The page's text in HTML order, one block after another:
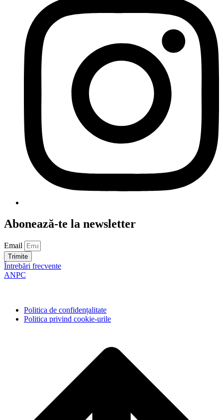
Abonează-te la newsletter
Email
Trimite
Întrebări frecvente
ANPC
Politica de confidențalitate
Politica privind cookie-urile